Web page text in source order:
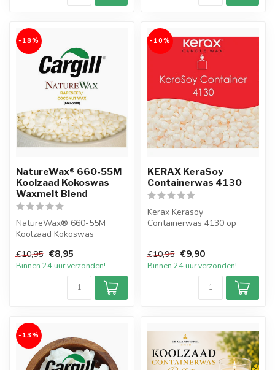
-18%
NatureWax® 660-55M
Koolzaad Kokoswas
Waxmelt Blend
NatureWax® 660-55M
Koolzaad Kokoswas
uitstekend om op
ecologisc...
€10,95 €8,95
Binnen 24 uur verzonden!
-10%
KERAX KeraSoy
Containerwas 4130
Kerax Kerasoy
Containerwas 4130 op
€10,95 €9,90
Binnen 24 uur verzonden!
-13%